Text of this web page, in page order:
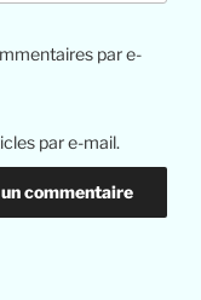
par e-
par e-mail.